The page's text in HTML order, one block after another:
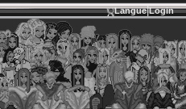
Langue Login